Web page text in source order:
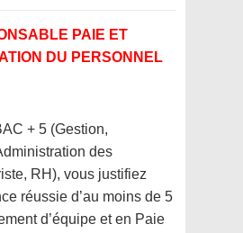
PAIE ET
DU PERSONNEL
+ 5 (Gestion,
des
RH), vous justifiez
réussie d’au moins de 5
d’équipe et en Paie